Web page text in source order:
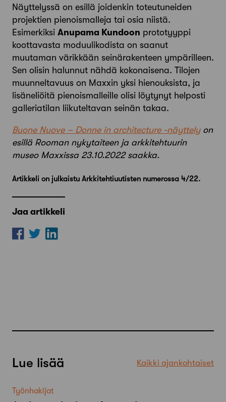
Näyttelyssä on esillä joidenkin toteutuneiden
projektien pienoismalleja tai osia niistä.
Esimerkiksi Anupama Kundoon prototyyppi
koottavasta moduulikodista on saanut
muutaman värikkään seinärakenteen ympärilleen.
Sen olisin halunnut nähdä kokonaisena. Tilojen
muunneltavuus on Maxxin yksi hienouksista, ja
lisäneliöitä pienoismalleille olisi löytynyt helposti
galleriatilan liikuteltavan seinän takaa.
Buone Nuove – Donne in architecture -näyttelyon
esillä Rooman nykytaiteen ja arkkitehtuurin
museo Maxxissa 23.10.2022 saakka.
Artikkeli on julkaistu Arkkitehtiuutisten numerossa 4/22.
Jaa artikkeli
Lue lisää Kaikki ajankohtaiset
Työnhakijat